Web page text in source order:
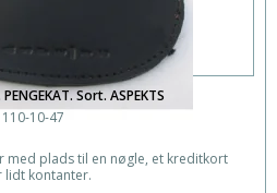
Sort. ASPEKTS
110-10-47
med plads til en nøgle, et kreditkort
lidt kontanter.